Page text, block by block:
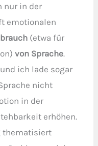
nur in der
emotionalen
(etwa für
von Sprache.
ich lade sogar
nicht
in der
erhöhen.
thematisiert